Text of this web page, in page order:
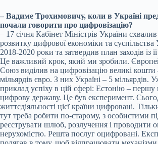
– Вадиме Трохимовичу, коли в Україні
почали говорити про цифровізацію?
– 17 січня Кабінет Міністрів України
розвитку цифрової економіки та суспільства
2018-2020 роки та затвердив план заходів із її
Це важливий крок, який ми зробили.
Союз виділив на цифровізацію великі кошти
мільярдів євро. З них Україні – 5 мільярдів.
приклад успіху в цій сфері: Естонію – першу
цифрову державу. Це був експеримент.
життєдіяльності цієї країни цифровані.
тут треба робити по-старому, з особистими
реєструвати шлюб, розлучення і проводити
нерухомістю. Решта послуг оцифровані.